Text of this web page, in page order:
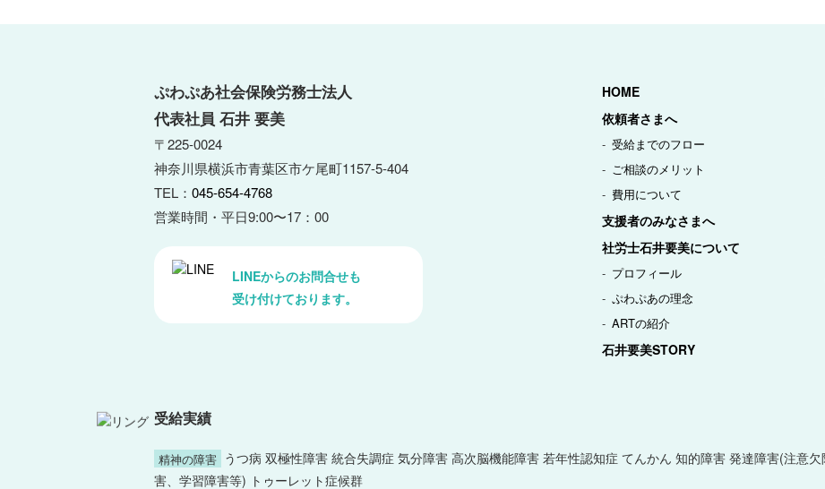
ぷわぷあ社会保険労務士法人
代表社員 石井 要美
〒225-0024
神奈川県横浜市青葉区市ケ尾町1157-5-404
TEL： 045-654-4768
営業時間・平日9:00〜17：00
LINEからのお問合せも
受け付けております。
HOME
依頼者さまへ
受給までのフロー
ご相談のメリット
費用について
支援者のみなさまへ
社労士石井要美について
プロフィール
ぷわぷあの理念
ARTの紹介
石井要美STORY
受給実績
精神の障害 うつ病 双極性障害 統合失調症 気分障害 高次脳機能障害 若年性認知症 てんかん 知的障害 発達障害(注意
害、学習障害等) トゥーレット症候群